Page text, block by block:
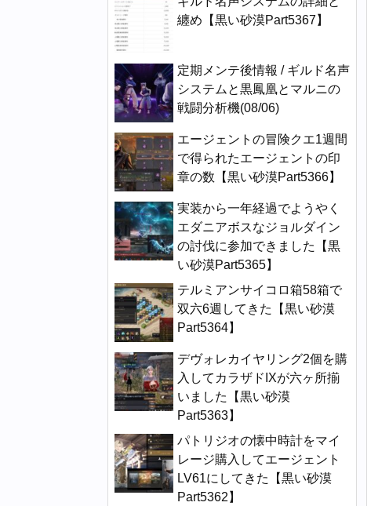
纏め【黒い砂漠Part5367】
定期メンテ後情報 / ギルド名声
システムと黒鳳凰とマルニの
戦闘分析機(08/06)
エージェントの冒険クエ1週間
で得られたエージェントの印
章の数【黒い砂漠Part5366】
実装から一年経過でようやく
エダニアボスなジョルダイン
の討伐に参加できました【黒
い砂漠Part5365】
テルミアンサイコロ箱58箱で
双六6週してきた【黒い砂漠
Part5364】
デヴォレカイヤリング2個を購
入してカラザドIXが六ヶ所揃
いました【黒い砂漠
Part5363】
パトリジオの懐中時計をマイ
レージ購入してエージェント
LV61にしてきた【黒い砂漠
Part5362】